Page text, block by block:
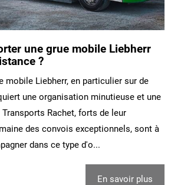
une grue mobile Liebherr
?
mobile Liebherr, en particulier sur de
une organisation minutieuse et une
Rachet, forts de leur
des convois exceptionnels, sont à
dans ce type d'o...
En savoir plus